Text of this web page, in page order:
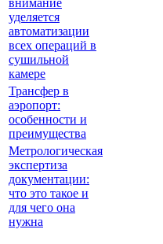
уделяется
автоматизации
всех операций в
сушильной
камере
Трансфер в
аэропорт:
особенности и
преимущества
Метрологическая
экспертиза
документации:
что это такое и
для чего она
нужна